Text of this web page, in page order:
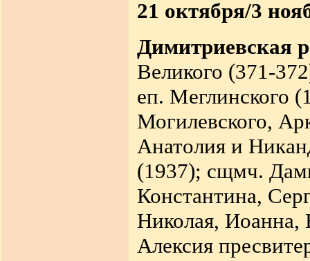
21 октября/3
Димитриевская
Великого (371-
еп. Меглинского
Могилевского,
Анатолия и
(1937); сщмч.
Константина,
Николая, Иоанна,
Алексия